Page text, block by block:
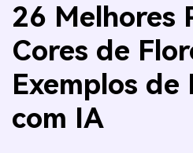
26 Melhores
Cores de
Exemplos de
com IA